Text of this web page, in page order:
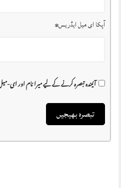
آپکا ای میل ایڈریس*
آئیندہ تبصرہ کرنے کے لیے میرا نام اور ای-